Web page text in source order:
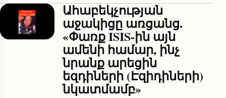
Ահաբեկչության
աջակիցը առցանց.
«Փառք ISIS-ին այն
ամենի համար, ինչ
նրանք արեցին
եզդիների (Էզիդիների)
նկատմամբ»